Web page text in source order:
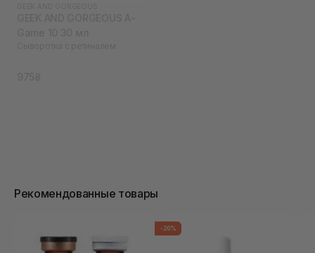
Рекомендованные товары
-20%